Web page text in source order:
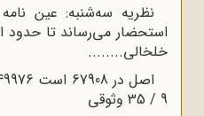
نظریه سه‌شنبه: عین
استحضار می‌رساند تا حدود
خلخالی........
9 / 35 وثوقی